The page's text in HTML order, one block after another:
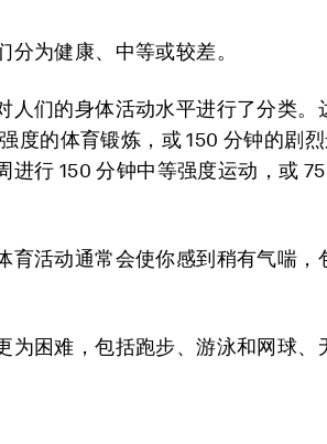
为健康、中等或较差。
人们的身体活动水平进行了分类。
度的体育锻炼，或 150 分钟的剧
进行 150 分钟中等强度运动，或
育活动通常会使你感到稍有气喘，
困难，包括跑步、游泳和网球、